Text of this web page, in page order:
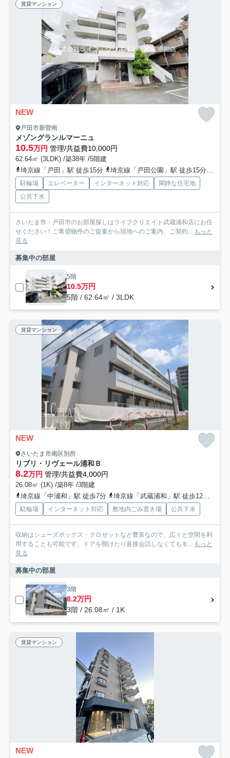
賃貸マンション
NEW
戸田市新曽南
メゾングランルマーニュ
10.5万円 管理/共益費10,000円
62.64㎡ (3LDK) /築38年 /5階建
埼京線「戸田」駅 徒歩15分
埼京線「戸田公園」駅 徒歩15分
駐輪場 エレベーター インターネット対応
閑静な住宅地
公共下水
さいたま市・戸田市のお部屋探しはライフクリエイト武蔵浦和店にお任
せください！ご希望物件のご提案から現地へのご案内、ご契約... もっと
見る
募集中の部屋
5階
10.5万円
5階 / 62.64㎡ / 3LDK
賃貸マンション
NEW
さいたま市南区別所
リブリ・リヴェール浦和Ｂ
8.2万円 管理/共益費4,000円
26.08㎡ (1K) /築8年 /3階建
埼京線「中浦和」駅 徒歩7分
埼京線「武蔵浦和」駅 徒歩12分
駐輪場 インターネット対応 敷地内ごみ置き場 公共下水
収納はシューズボックス・クロゼットなど豊富なので、広々と空間を利
用することも可能です。ドアを開けたり直接会話しなくてもモ... もっと
見る
募集中の部屋
3階
8.2万円
3階 / 26.08㎡ / 1K
賃貸マンション
NEW